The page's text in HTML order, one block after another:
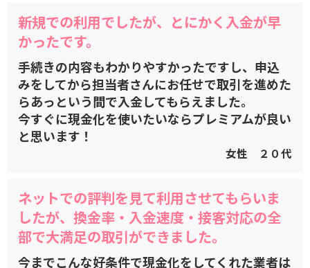
新規での利用でしたが、とにかく入金が早
かったです。
手続きの内容もわかりやすかったですし、申込
みをしてから担当者さんにお任せで取引を進めた
らあっという間で入金してもらえました。
今すぐに現金化を使いたいならプレミアムが良い
と思います！
女性 ２０代
ネットでの評判を見て利用させてもらいま
したが、換金率・入金速度・接客対応の全
部で大満足の取引ができました。
今までこんな好条件で現金化をしてくれた業者は